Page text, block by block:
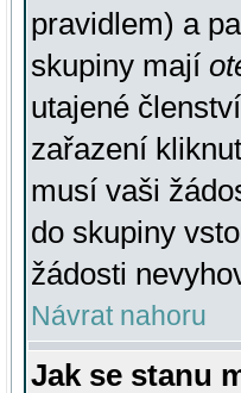
pravidlem) a
skupiny mají
utajené
zařazení
musí vaši
do skupiny
žádosti
Návrat nahoru
Jak se stanu